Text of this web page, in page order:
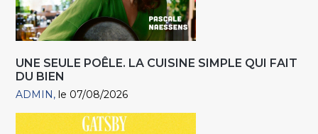
UNE SEULE POÊLE. LA CUISINE SIMPLE QUI FAIT
DU BIEN
ADMIN le 07/08/2026